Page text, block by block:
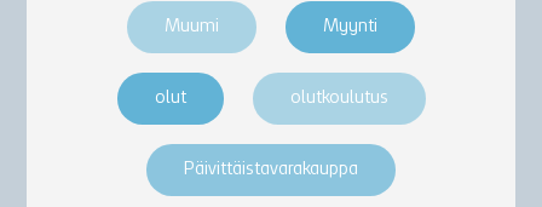
Muumi Myynti
olut olutkoulutus
Päivittäistavarakauppa